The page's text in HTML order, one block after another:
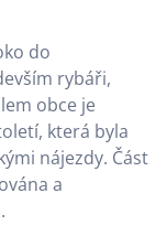
do
rybáři,
obce je
která byla
nájezdy. Část
a